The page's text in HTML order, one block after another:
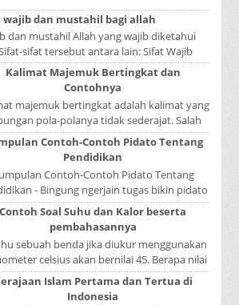
tabun...
wajib dan mustahil bagi allah
dan mustahil Allah yang wajib diketahui
sifat tersebut antara lain: Sifat Wajib
Tulisan A...
Kalimat Majemuk Bertingkat dan
Contohnya
majemuk bertingkat adalah kalimat yang
pola-polanya tidak sederajat. Salah
menduduki sebagai induk kalimat, se...
Contoh-Contoh Pidato Tentang
Pendidikan
Contoh-Contoh Pidato Tentang
- Bingung ngerjain tugas bikin pidato
Atau sedang nyari kumpulan contoh-
contoh ...
Contoh Soal Suhu dan Kalor beserta
pembahasannya
sebuah benda jika diukur menggunakan
celsius akan bernilai 45. Berapa nilai
ditunjukkan oleh termometer Reamur, ...
Islam Pertama dan Tertua di
Indonesia